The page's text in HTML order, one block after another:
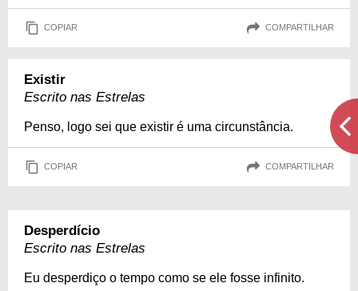
COPIAR COMPARTILHAR
Existir
Escrito nas Estrelas
Penso, logo sei que existir é uma circunstância.
COPIAR COMPARTILHAR
Desperdício
Escrito nas Estrelas
Eu desperdiço o tempo como se ele fosse infinito.